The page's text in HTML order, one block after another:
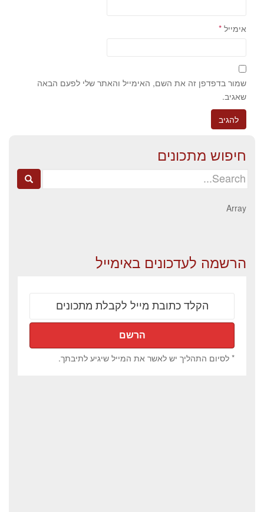
אימייל *
שמור בדפדפן זה את השם, האימייל והאתר שלי לפעם הבאה
שאגיב.
חיפוש מתכונים
Search
Array
הרשמה לעדכונים באימייל
* לסיום התהליך יש לאשר את המייל שיגיע לתיבתך.